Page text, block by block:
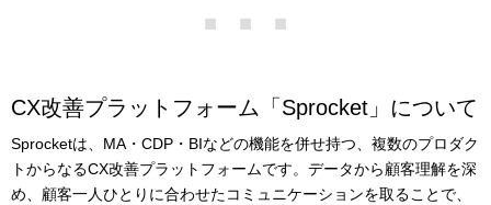
CX改善プラットフォーム「Sprocket」について
Sprocketは、MA・CDP・BIなどの機能を併せ持つ、複数のプロダク
トからなるCX改善プラットフォームです。データから顧客理解を深
め、顧客一人ひとりに合わせたコミュニケーションを取ることで、